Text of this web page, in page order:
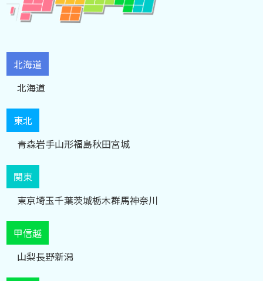
北海道
北海道
東北
青森岩手山形福島秋田宮城
関東
東京埼玉千葉茨城栃木群馬神奈川
甲信越
山梨長野新潟